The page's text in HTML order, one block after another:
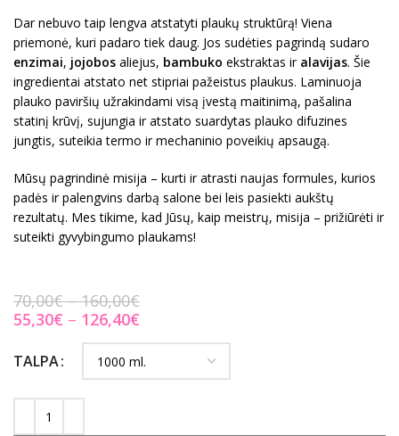
Dar nebuvo taip lengva atstatyti plaukų struktūrą! Viena
priemonė, kuri padaro tiek daug. Jos sudėties pagrindą sudaro
enzimai, jojobos aliejus, bambuko ekstraktas ir alavijas. Šie
ingredientai atstato net stipriai pažeistus plaukus. Laminuoja
plauko paviršių užrakindami visą įvestą maitinimą, pašalina
statinį krūvį, sujungia ir atstato suardytas plauko difuzines
jungtis, suteikia termo ir mechaninio poveikių apsaugą.
Mūsų pagrindinė misija – kurti ir atrasti naujas formules, kurios
padės ir palengvins darbą salone bei leis pasiekti aukštų
rezultatų. Mes tikime, kad Jūsų, kaip meistrų, misija – prižiūrėti ir
suteikti gyvybingumo plaukams!
70,00€ 160,00€
55,30€ 126,40€
TALPA